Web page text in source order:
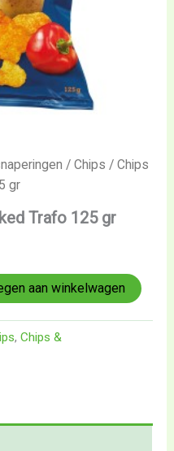
/Chips / Chips
gr
Trafo 125 gr
aan winkelwagen
,Chips &